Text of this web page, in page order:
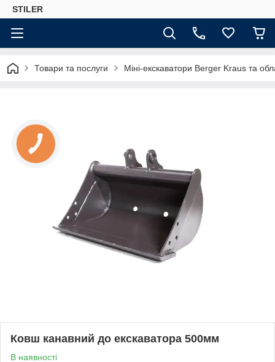
STILER
Товари та послуги Міні-екскаватори Berger Kraus та
Ковш канавний до екскаватора 500мм
В наявності
КНОПКА
ЗВ'ЯЗКУ